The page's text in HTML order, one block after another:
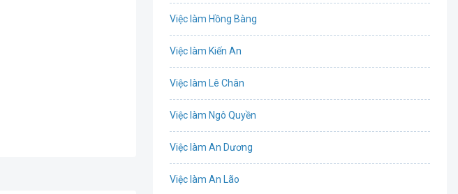
Việc làm Hồng Bàng
Việc làm Kiến An
Việc làm Lê Chân
Việc làm Ngô Quyền
Việc làm An Dương
Việc làm An Lão